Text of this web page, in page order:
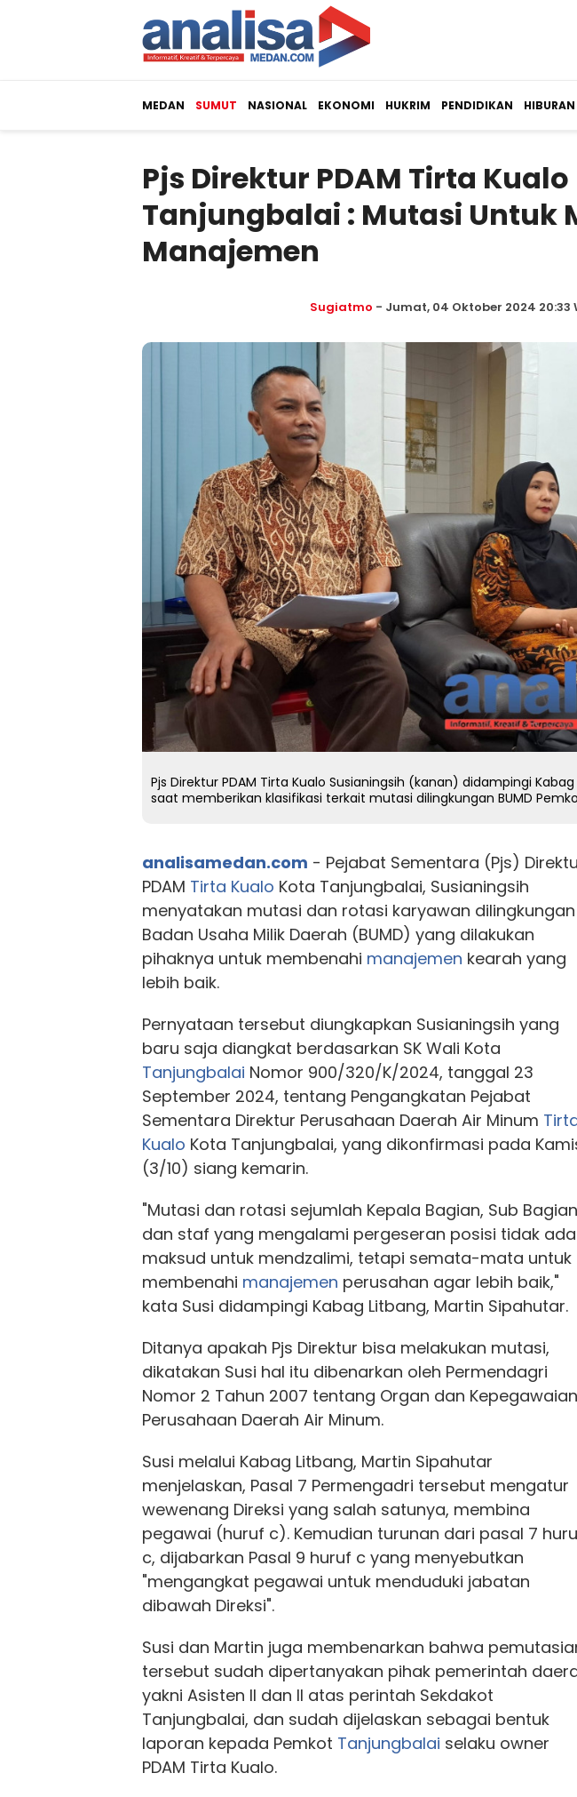
MEDAN SUMUT NASIONAL EKONOMI HUKRIM PENDIDIKAN HIBURAN
Pjs Direktur PDAM Tirta Kualo
Tanjungbalai : Mutasi Untuk
Manajemen
Sugiatmo - Jumat, 04 Oktober 2024 20:33
Pjs Direktur PDAM Tirta Kualo Susianingsih (kanan) didampingi
saat memberikan klasifikasi terkait mutasi dilingkungan BUMD
analisamedan.com - Pejabat Sementara (Pjs)
PDAM Tirta Kualo Kota Tanjungbalai, Susianingsih
menyatakan mutasi dan rotasi karyawan dilingkungan
Badan Usaha Milik Daerah (BUMD) yang dilakukan
pihaknya untuk membenahi manajemen kearah yang
lebih baik.
Pernyataan tersebut diungkapkan Susianingsih yang
baru saja diangkat berdasarkan SK Wali Kota
Tanjungbalai Nomor 900/320/K/2024, tanggal 23
September 2024, tentang Pengangkatan Pejabat
Sementara Direktur Perusahaan Daerah Air Minum
Kualo Kota Tanjungbalai, yang dikonfirmasi pada
(3/10) siang kemarin.
"Mutasi dan rotasi sejumlah Kepala Bagian, Sub
dan staf yang mengalami pergeseran posisi tidak ada
maksud untuk mendzalimi, tetapi semata-mata untuk
membenahi manajemen perusahan agar lebih baik,"
kata Susi didampingi Kabag Litbang, Martin Sipahutar.
Ditanya apakah Pjs Direktur bisa melakukan mutasi,
dikatakan Susi hal itu dibenarkan oleh Permendagri
Nomor 2 Tahun 2007 tentang Organ dan Kepegawaian
Perusahaan Daerah Air Minum.
Susi melalui Kabag Litbang, Martin Sipahutar
menjelaskan, Pasal 7 Permengadri tersebut mengatur
wewenang Direksi yang salah satunya, membina
pegawai (huruf c). Kemudian turunan dari pasal 7
c, dijabarkan Pasal 9 huruf c yang menyebutkan
"mengangkat pegawai untuk menduduki jabatan
dibawah Direksi".
Susi dan Martin juga membenarkan bahwa
tersebut sudah dipertanyakan pihak pemerintah
yakni Asisten II dan II atas perintah Sekdakot
Tanjungbalai, dan sudah dijelaskan sebagai bentuk
laporan kepada Pemkot Tanjungbalai selaku owner
PDAM Tirta Kualo.